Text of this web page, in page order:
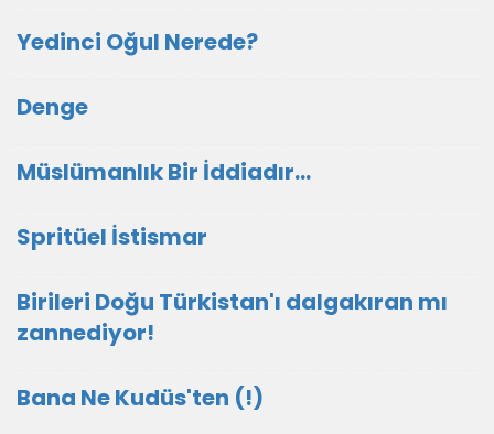
Yedinci Oğul Nerede?
Denge
Müslümanlık Bir İddiadır...
Spritüel İstismar
Birileri Doğu Türkistan'ı dalgakıran mı
zannediyor!
Bana Ne Kudüs'ten (!)